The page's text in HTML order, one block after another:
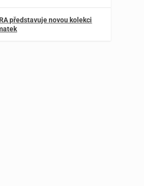
představuje novou kolekci